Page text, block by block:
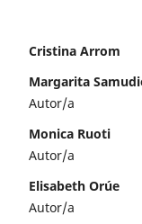
Cristina Arrom
Margarita
Autor/a
Monica Ruoti
Autor/a
Elisabeth Orúe
Autor/a